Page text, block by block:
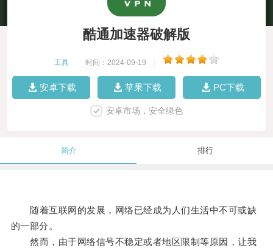
酷通加速器破解版
工具 时间：2024-09-19
安卓下载 苹果下载 PC下载
安卓市场，安全绿色
简介 排行
随着互联网的发展，网络已经成为人们生活中不可或缺
的一部分。
然而，由于网络信号不稳定或者地区限制等原因，让我